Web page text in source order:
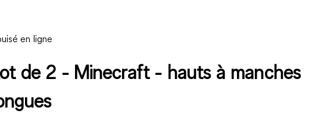
en ligne
de 2 - Minecraft - hauts à manches